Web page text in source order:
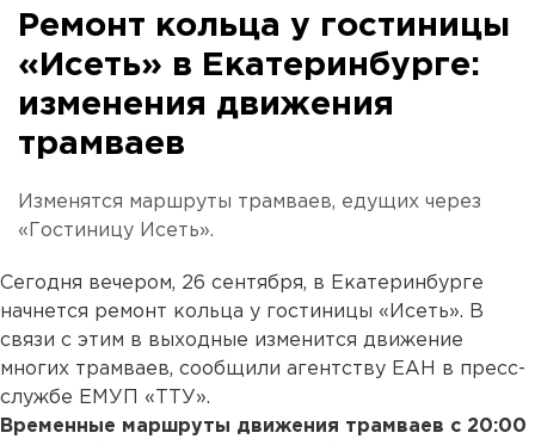
Ремонт кольца у гостиницы
«Исеть» в Екатеринбурге:
изменения движения
трамваев
Изменятся маршруты трамваев, едущих через
«Гостиницу Исеть».
Сегодня вечером, 26 сентября, в Екатеринбурге
начнется ремонт кольца у гостиницы «Исеть». В
связи с этим в выходные изменится движение
многих трамваев, сообщили агентству ЕАН в пресс-
службе ЕМУП «ТТУ».
Временные маршруты движения трамваев с 20:00